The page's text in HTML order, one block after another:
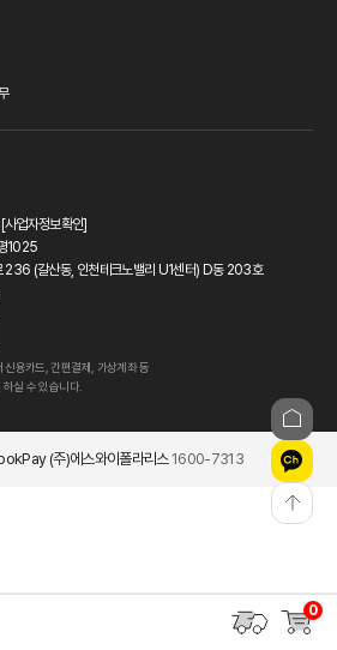
[사업자정보확인]
1025
236 (갈산동, 인천테크노밸리 U1센터) D동 203호
용카드, 간편결제, 가상계좌 등
실 수 있습니다.
(주)에스와이폴라리스1600-7313
0